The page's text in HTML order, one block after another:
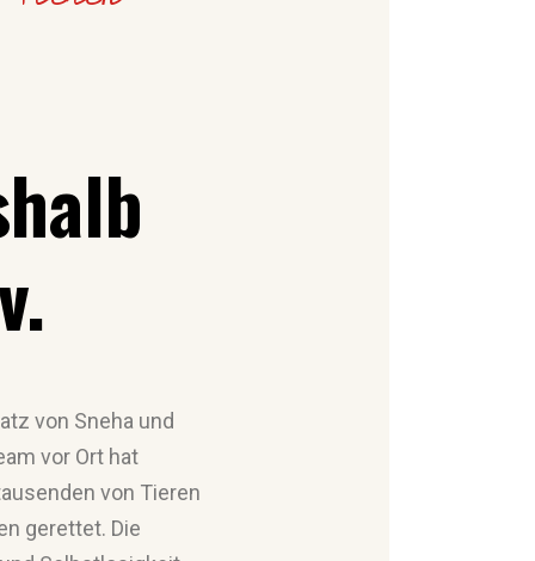
von Sneha und
vor Ort hat
von Tieren
gerettet. Die